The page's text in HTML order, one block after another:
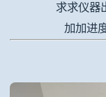
求求仪器
加加进